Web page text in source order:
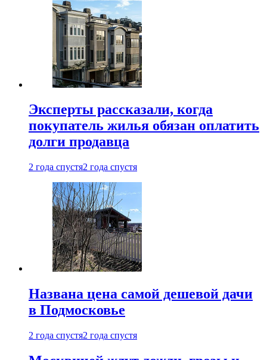
Эксперты рассказали, когда
покупатель жилья обязан оплатить
долги продавца
2 года спустя2 года спустя
Названа цена самой дешевой дачи
в Подмосковье
2 года спустя2 года спустя